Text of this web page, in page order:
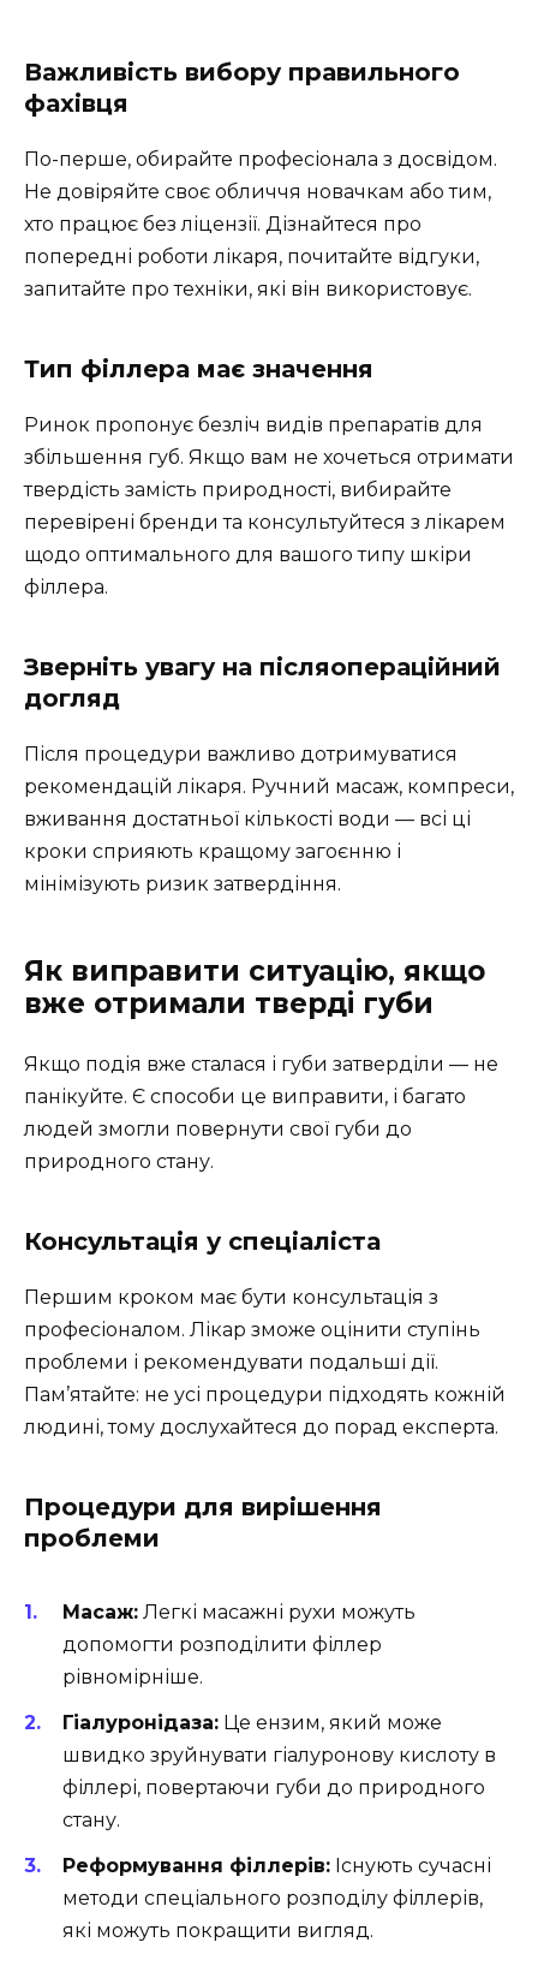
Важливість вибору правильного
фахівця
По-перше, обирайте професіонала з досвідом.
Не довіряйте своє обличчя новачкам або тим,
хто працює без ліцензії. Дізнайтеся про
попередні роботи лікаря, почитайте відгуки,
запитайте про техніки, які він використовує.
Тип філлера має значення
Ринок пропонує безліч видів препаратів для
збільшення губ. Якщо вам не хочеться отримати
твердість замість природності, вибирайте
перевірені бренди та консультуйтеся з лікарем
щодо оптимального для вашого типу шкіри
філлера.
Зверніть увагу на післяопераційний
догляд
Після процедури важливо дотримуватися
рекомендацій лікаря. Ручний масаж, компреси,
вживання достатньої кількості води — всі ці
кроки сприяють кращому загоєнню і
мінімізують ризик затвердіння.
Як виправити ситуацію, якщо
вже отримали тверді губи
Якщо подія вже сталася і губи затверділи — не
панікуйте. Є способи це виправити, і багато
людей змогли повернути свої губи до
природного стану.
Консультація у спеціаліста
Першим кроком має бути консультація з
професіоналом. Лікар зможе оцінити ступінь
проблеми і рекомендувати подальші дії.
Пам’ятайте: не усі процедури підходять кожній
людині, тому дослухайтеся до порад експерта.
Процедури для вирішення
проблеми
Масаж: Легкі масажні рухи можуть
допомогти розподілити філлер
рівномірніше.
Гіалуронідаза: Це ензим, який може
швидко зруйнувати гіалуронову кислоту в
філлері, повертаючи губи до природного
стану.
Реформування філлерів: Існують сучасні
методи спеціального розподілу філлерів,
які можуть покращити вигляд.